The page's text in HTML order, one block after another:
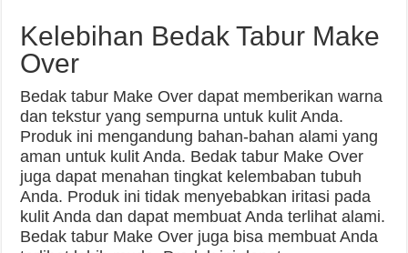
Kelebihan Bedak Tabur Make
Over
Bedak tabur Make Over dapat memberikan warna
dan tekstur yang sempurna untuk kulit Anda.
Produk ini mengandung bahan-bahan alami yang
aman untuk kulit Anda. Bedak tabur Make Over
juga dapat menahan tingkat kelembaban tubuh
Anda. Produk ini tidak menyebabkan iritasi pada
kulit Anda dan dapat membuat Anda terlihat alami.
Bedak tabur Make Over juga bisa membuat Anda